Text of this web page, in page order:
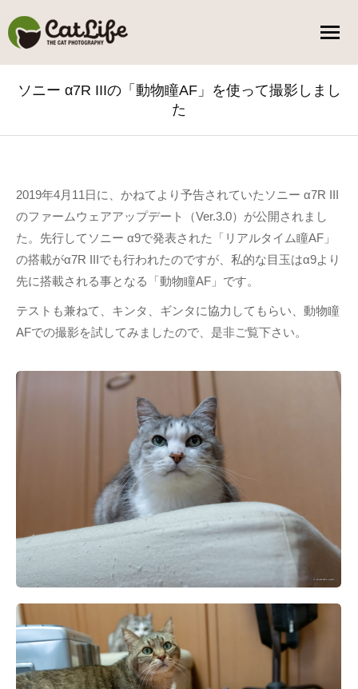
ソニー α7R IIIの「動物瞳AF」を使って撮影しまし
た
2019年4月11日に、かねてより予告されていたソニー α7R III
のファームウェアアップデート（Ver.3.0）が公開されまし
た。先行してソニー α9で発表された「リアルタイム瞳AF」
の搭載がα7R IIIでも行われたのですが、私的な目玉はα9より
先に搭載される事となる「動物瞳AF」です。
テストも兼ねて、キンタ、ギンタに協力してもらい、動物瞳
AFでの撮影を試してみましたので、是非ご覧下さい。